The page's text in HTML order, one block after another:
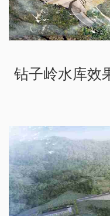
钻子岭水库效